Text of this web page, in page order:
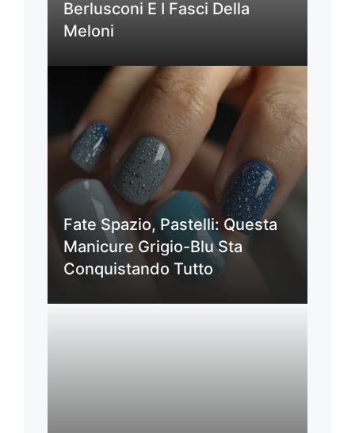
Berlusconi E I Fasci Della
Meloni
Fate Spazio, Pastelli: Questa
Manicure Grigio-Blu Sta
Conquistando Tutto